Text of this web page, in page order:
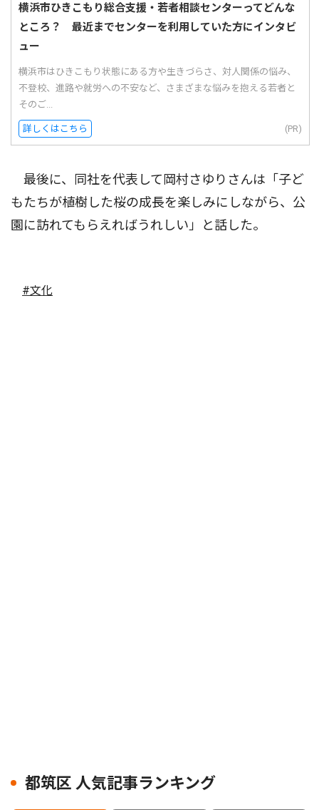
横浜市ひきこもり総合支援・若者相談センターってどんな
ところ？ 最近までセンターを利用していた方にインタビ
ュー
横浜市はひきこもり状態にある方や生きづらさ、対人関係の悩み、
不登校、進路や就労への不安など、さまざまな悩みを抱える若者と
そのご...
詳しくはこちら (PR)
最後に、同社を代表して岡村さゆりさんは「子ど
もたちが植樹した桜の成長を楽しみにしながら、公
園に訪れてもらえればうれしい」と話した。
#文化
都筑区 人気記事ランキング